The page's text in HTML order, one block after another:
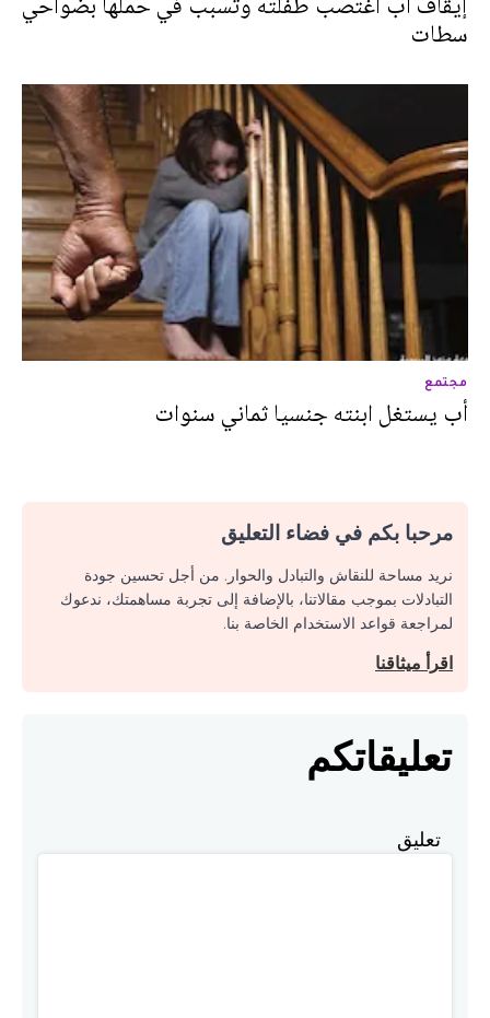
إيقاف أب اغتصب طفلته وتسبب في حملها بضواحي
سطات
مجتمع
أب يستغل ابنته جنسيا ثماني سنوات
مرحبا بكم في فضاء التعليق
نريد مساحة للنقاش والتبادل والحوار. من أجل تحسين جودة
التبادلات بموجب مقالاتنا، بالإضافة إلى تجربة مساهمتك، ندعوك
لمراجعة قواعد الاستخدام الخاصة بنا.
اقرأ ميثاقنا
تعليقاتكم
تعليق